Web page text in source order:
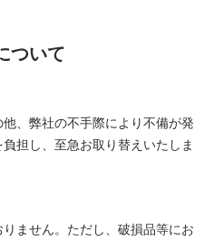
ついて
、弊社の不手際により不備が発
担し、至急お取り替えいたしま
ません。ただし、破損品等にお